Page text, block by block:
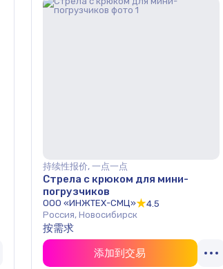
持续性报价, 一点一点
Стрела с крюком для мини-
погрузчиков
ООО «ИНЖТЕХ-СМЦ»
4.5
Россия, Новосибирск
按需求
添加到交易